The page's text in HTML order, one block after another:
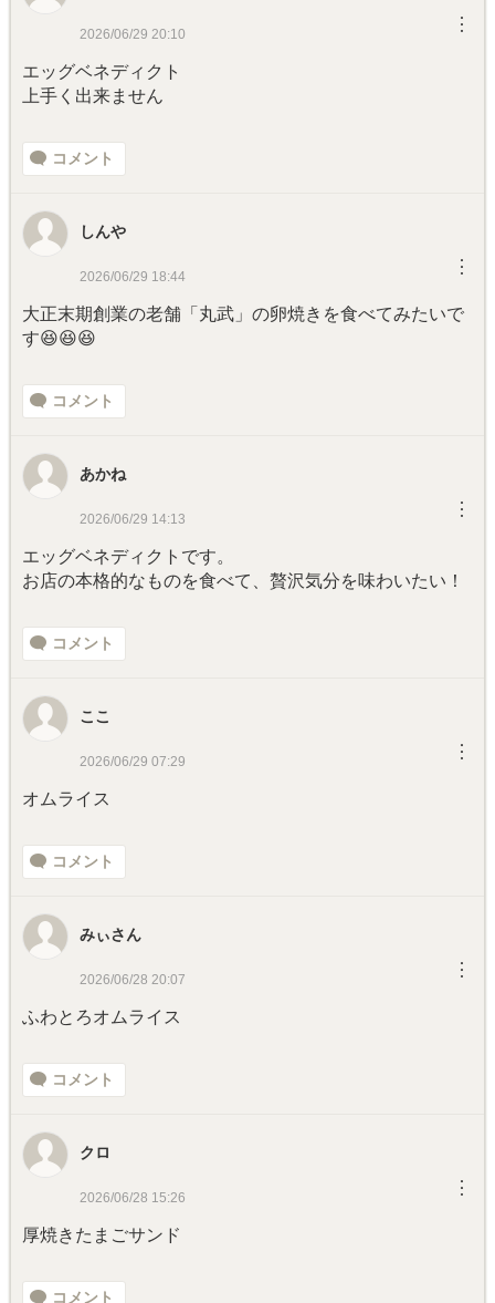
2026/06/29 20:10 ︙
エッグベネディクト
上手く出来ません
コメント
しんや
2026/06/29 18:44 ︙
大正末期創業の老舗「丸武」の卵焼きを食べてみたいで
す😆😆😆
コメント
あかね
2026/06/29 14:13 ︙
エッグベネディクトです。
お店の本格的なものを食べて、贅沢気分を味わいたい！
コメント
ここ
2026/06/29 07:29 ︙
オムライス
コメント
みぃさん
2026/06/28 20:07 ︙
ふわとろオムライス
コメント
クロ
2026/06/28 15:26 ︙
厚焼きたまごサンド
コメント